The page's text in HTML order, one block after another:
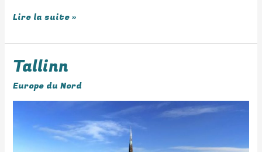
Lire la suite »
Tallinn
Europe du Nord
Tallinn